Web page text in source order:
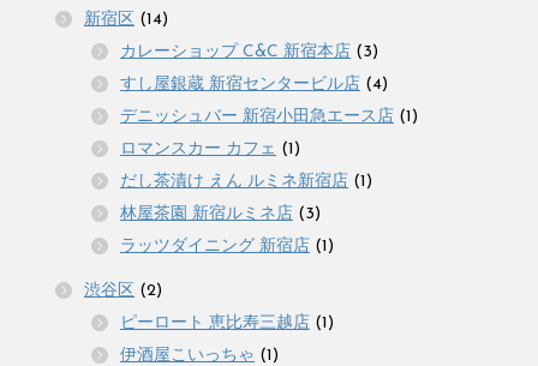
新宿区 (14)
カレーショップ C&C 新宿本店 (3)
すし屋銀蔵 新宿センタービル店 (4)
デニッシュバー 新宿小田急エース店 (1)
ロマンスカー カフェ (1)
だし茶漬け えん ルミネ新宿店 (1)
林屋茶園 新宿ルミネ店 (3)
ラッツダイニング 新宿店 (1)
渋谷区 (2)
ピーロート 恵比寿三越店 (1)
伊酒屋こいっちゃ (1)